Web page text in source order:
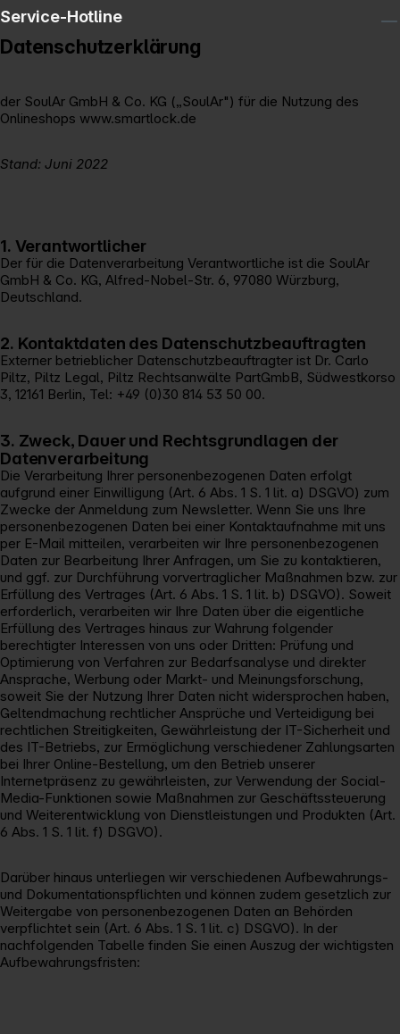
Datenschutzerklärung
der SoulAr GmbH & Co. KG („SoulAr") für die Nutzung des
Onlineshops www.smartlock.de
Stand: Juni 2022
1. Verantwortlicher
Der für die Datenverarbeitung Verantwortliche ist die SoulAr
GmbH & Co. KG, Alfred-Nobel-Str. 6, 97080 Würzburg,
Deutschland.
2. Kontaktdaten des Datenschutzbeauftragten
Externer betrieblicher Datenschutzbeauftragter ist Dr. Carlo
Piltz, Piltz Legal, Piltz Rechtsanwälte PartGmbB, Südwestkorso
3, 12161 Berlin, Tel: +49 (0)30 814 53 50 00.
3. Zweck, Dauer und Rechtsgrundlagen der
Datenverarbeitung
Die Verarbeitung Ihrer personenbezogenen Daten erfolgt
aufgrund einer Einwilligung (Art. 6 Abs. 1 S. 1 lit. a) DSGVO) zum
Zwecke der Anmeldung zum Newsletter. Wenn Sie uns Ihre
personenbezogenen Daten bei einer Kontaktaufnahme mit uns
per E-Mail mitteilen, verarbeiten wir Ihre personenbezogenen
Daten zur Bearbeitung Ihrer Anfragen, um Sie zu kontaktieren,
und ggf. zur Durchführung vorvertraglicher Maßnahmen bzw. zur
Erfüllung des Vertrages (Art. 6 Abs. 1 S. 1 lit. b) DSGVO). Soweit
erforderlich, verarbeiten wir Ihre Daten über die eigentliche
Erfüllung des Vertrages hinaus zur Wahrung folgender
berechtigter Interessen von uns oder Dritten: Prüfung und
Optimierung von Verfahren zur Bedarfsanalyse und direkter
Ansprache, Werbung oder Markt- und Meinungsforschung,
soweit Sie der Nutzung Ihrer Daten nicht widersprochen haben,
Geltendmachung rechtlicher Ansprüche und Verteidigung bei
rechtlichen Streitigkeiten, Gewährleistung der IT-Sicherheit und
des IT-Betriebs, zur Ermöglichung verschiedener Zahlungsarten
bei Ihrer Online-Bestellung, um den Betrieb unserer
Internetpräsenz zu gewährleisten, zur Verwendung der Social-
Media-Funktionen sowie Maßnahmen zur Geschäftssteuerung
und Weiterentwicklung von Dienstleistungen und Produkten (Art.
6 Abs. 1 S. 1 lit. f) DSGVO).
Darüber hinaus unterliegen wir verschiedenen Aufbewahrungs-
und Dokumentationspflichten und können zudem gesetzlich zur
Weitergabe von personenbezogenen Daten an Behörden
verpflichtet sein (Art. 6 Abs. 1 S. 1 lit. c) DSGVO). In der
nachfolgenden Tabelle finden Sie einen Auszug der wichtigsten
Aufbewahrungsfristen:
Service-Hotline